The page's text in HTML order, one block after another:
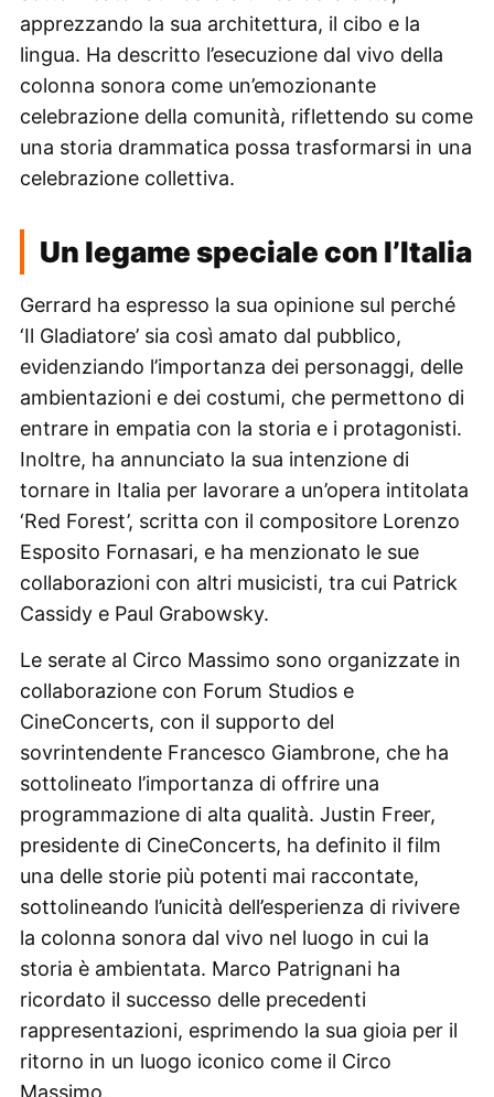
apprezzando la sua architettura, il cibo e la
lingua. Ha descritto l’esecuzione dal vivo della
colonna sonora come un’emozionante
celebrazione della comunità, riflettendo su come
una storia drammatica possa trasformarsi in una
celebrazione collettiva.
Un legame speciale con l’Italia
Gerrard ha espresso la sua opinione sul perché
‘Il Gladiatore’ sia così amato dal pubblico,
evidenziando l’importanza dei personaggi, delle
ambientazioni e dei costumi, che permettono di
entrare in empatia con la storia e i protagonisti.
Inoltre, ha annunciato la sua intenzione di
tornare in Italia per lavorare a un’opera intitolata
‘Red Forest’, scritta con il compositore Lorenzo
Esposito Fornasari, e ha menzionato le sue
collaborazioni con altri musicisti, tra cui Patrick
Cassidy e Paul Grabowsky.
Le serate al Circo Massimo sono organizzate in
collaborazione con Forum Studios e
CineConcerts, con il supporto del
sovrintendente Francesco Giambrone, che ha
sottolineato l’importanza di offrire una
programmazione di alta qualità. Justin Freer,
presidente di CineConcerts, ha definito il film
una delle storie più potenti mai raccontate,
sottolineando l’unicità dell’esperienza di rivivere
la colonna sonora dal vivo nel luogo in cui la
storia è ambientata. Marco Patrignani ha
ricordato il successo delle precedenti
rappresentazioni, esprimendo la sua gioia per il
ritorno in un luogo iconico come il Circo
Massimo.